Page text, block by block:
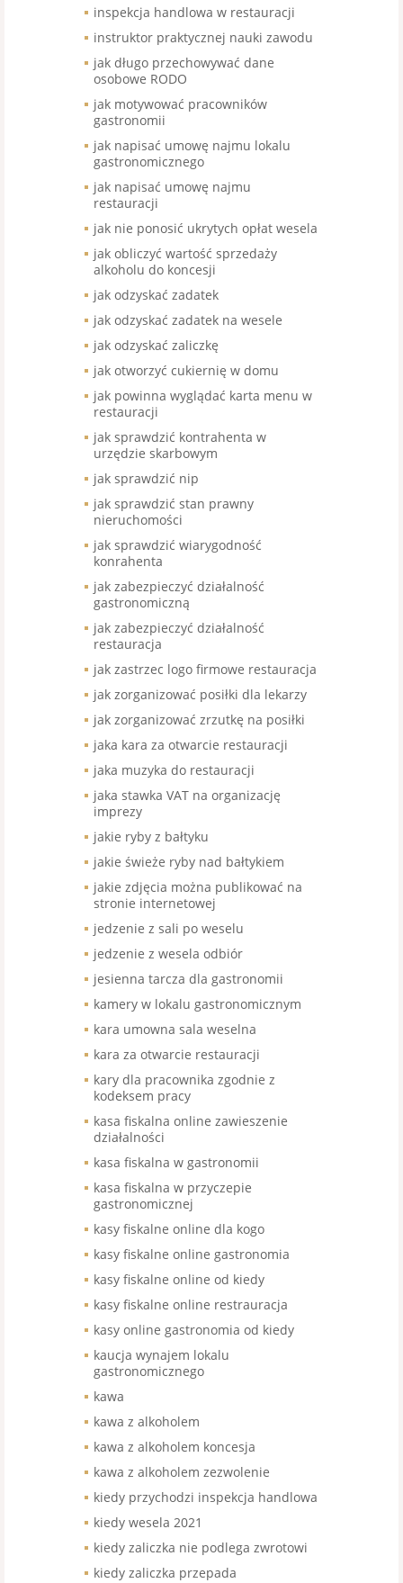
inspekcja handlowa w restauracji
instruktor praktycznej nauki zawodu
jak długo przechowywać dane
osobowe RODO
jak motywować pracowników
gastronomii
jak napisać umowę najmu lokalu
gastronomicznego
jak napisać umowę najmu
restauracji
jak nie ponosić ukrytych opłat wesela
jak obliczyć wartość sprzedaży
alkoholu do koncesji
jak odzyskać zadatek
jak odzyskać zadatek na wesele
jak odzyskać zaliczkę
jak otworzyć cukiernię w domu
jak powinna wyglądać karta menu w
restauracji
jak sprawdzić kontrahenta w
urzędzie skarbowym
jak sprawdzić nip
jak sprawdzić stan prawny
nieruchomości
jak sprawdzić wiarygodność
konrahenta
jak zabezpieczyć działalność
gastronomiczną
jak zabezpieczyć działalność
restauracja
jak zastrzec logo firmowe restauracja
jak zorganizować posiłki dla lekarzy
jak zorganizować zrzutkę na posiłki
jaka kara za otwarcie restauracji
jaka muzyka do restauracji
jaka stawka VAT na organizację
imprezy
jakie ryby z bałtyku
jakie świeże ryby nad bałtykiem
jakie zdjęcia można publikować na
stronie internetowej
jedzenie z sali po weselu
jedzenie z wesela odbiór
jesienna tarcza dla gastronomii
kamery w lokalu gastronomicznym
kara umowna sala weselna
kara za otwarcie restauracji
kary dla pracownika zgodnie z
kodeksem pracy
kasa fiskalna online zawieszenie
działalności
kasa fiskalna w gastronomii
kasa fiskalna w przyczepie
gastronomicznej
kasy fiskalne online dla kogo
kasy fiskalne online gastronomia
kasy fiskalne online od kiedy
kasy fiskalne online restrauracja
kasy online gastronomia od kiedy
kaucja wynajem lokalu
gastronomicznego
kawa
kawa z alkoholem
kawa z alkoholem koncesja
kawa z alkoholem zezwolenie
kiedy przychodzi inspekcja handlowa
kiedy wesela 2021
kiedy zaliczka nie podlega zwrotowi
kiedy zaliczka przepada